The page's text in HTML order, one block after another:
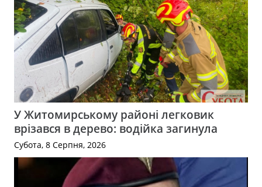
У Житомирському районі легковик
врізався в дерево: водійка загинула
Субота, 8 Серпня, 2026